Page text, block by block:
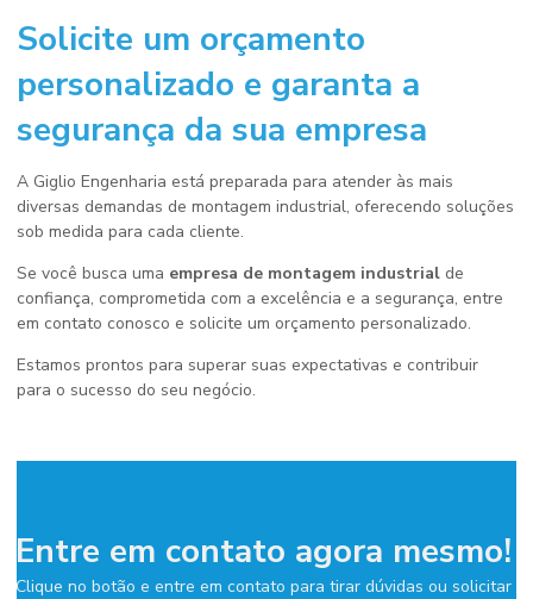
Solicite um orçamento
personalizado e garanta a
segurança da sua empresa
A Giglio Engenharia está preparada para atender às mais
diversas demandas de montagem industrial, oferecendo soluções
sob medida para cada cliente.
Se você busca uma empresa de montagem industrial de
confiança, comprometida com a excelência e a segurança, entre
em contato conosco e solicite um orçamento personalizado.
Estamos prontos para superar suas expectativas e contribuir
para o sucesso do seu negócio.
Entre em contato agora mesmo!
Clique no botão e entre em contato para tirar dúvidas ou solicitar